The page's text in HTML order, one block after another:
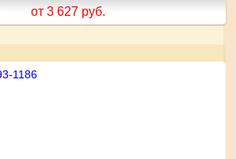
от 3 627 руб.